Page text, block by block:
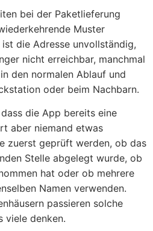
bei der Paketlieferung
Muster
die Adresse unvollständig,
nicht erreichbar, manchmal
den normalen Ablauf und
oder beim Nachbarn.
die App bereits eine
aber niemand etwas
zuerst geprüft werden, ob das
Stelle abgelegt wurde, ob
hat oder ob mehrere
Namen verwenden.
passieren solche
viele denken.